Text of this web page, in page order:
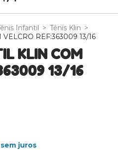
Infantil > Tênis Klin >
REF:363009 13/16
KLIN COM
13/16
sem juros